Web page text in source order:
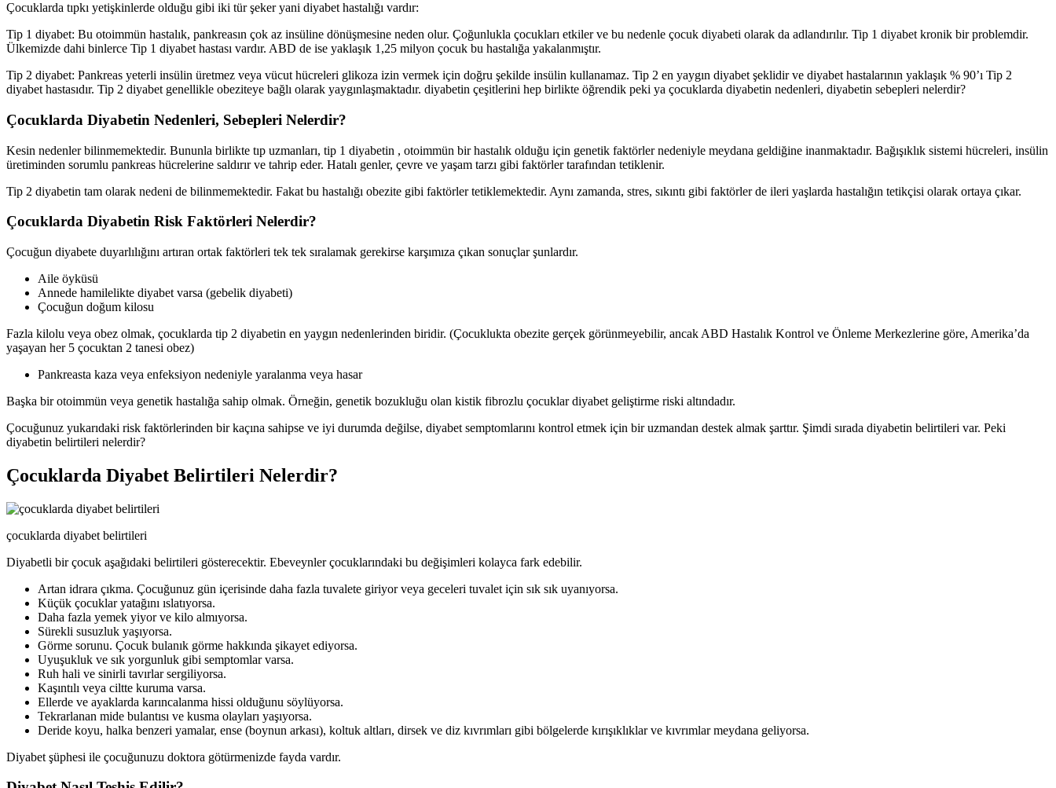
Çocuklarda tıpkı yetişkinlerde olduğu gibi iki tür şeker yani diyabet hastalığı vardır:
Tip 1 diyabet: Bu otoimmün hastalık, pankreasın çok az insüline dönüşmesine neden olur. Çoğunlukla çocukları etkiler ve bu nedenle çocuk diyabeti olarak da adlandırılır. Tip 1 diyabet kronik bir problemdir.
Ülkemizde dahi binlerce Tip 1 diyabet hastası vardır. ABD de ise yaklaşık 1,25 milyon çocuk bu hastalığa yakalanmıştır.
Tip 2 diyabet: Pankreas yeterli insülin üretmez veya vücut hücreleri glikoza izin vermek için doğru şekilde insülin kullanamaz. Tip 2 en yaygın diyabet şeklidir ve diyabet hastalarının yaklaşık % 90’ı Tip 2
diyabet hastasıdır. Tip 2 diyabet genellikle obeziteye bağlı olarak yaygınlaşmaktadır. diyabetin çeşitlerini hep birlikte öğrendik peki ya çocuklarda diyabetin nedenleri, diyabetin sebepleri nelerdir?
Çocuklarda Diyabetin Nedenleri, Sebepleri Nelerdir?
Kesin nedenler bilinmemektedir. Bununla birlikte tıp uzmanları, tip 1 diyabetin , otoimmün bir hastalık olduğu için genetik faktörler nedeniyle meydana geldiğine inanmaktadır. Bağışıklık sistemi hücreleri, insülin
üretiminden sorumlu pankreas hücrelerine saldırır ve tahrip eder. Hatalı genler, çevre ve yaşam tarzı gibi faktörler tarafından tetiklenir.
Tip 2 diyabetin tam olarak nedeni de bilinmemektedir. Fakat bu hastalığı obezite gibi faktörler tetiklemektedir. Aynı zamanda, stres, sıkıntı gibi faktörler de ileri yaşlarda hastalığın tetikçisi olarak ortaya çıkar.
Çocuklarda Diyabetin Risk Faktörleri Nelerdir?
Çocuğun diyabete duyarlılığını artıran ortak faktörleri tek tek sıralamak gerekirse karşımıza çıkan sonuçlar şunlardır.
Aile öyküsü
Annede hamilelikte diyabet varsa (gebelik diyabeti)
Çocuğun doğum kilosu
Fazla kilolu veya obez olmak, çocuklarda tip 2 diyabetin en yaygın nedenlerinden biridir. (Çocuklukta obezite gerçek görünmeyebilir, ancak ABD Hastalık Kontrol ve Önleme Merkezlerine göre, Amerika’da
yaşayan her 5 çocuktan 2 tanesi obez)
Pankreasta kaza veya enfeksiyon nedeniyle yaralanma veya hasar
Başka bir otoimmün veya genetik hastalığa sahip olmak. Örneğin, genetik bozukluğu olan kistik fibrozlu çocuklar diyabet geliştirme riski altındadır.
Çocuğunuz yukarıdaki risk faktörlerinden bir kaçına sahipse ve iyi durumda değilse, diyabet semptomlarını kontrol etmek için bir uzmandan destek almak şarttır. Şimdi sırada diyabetin belirtileri var. Peki
diyabetin belirtileri nelerdir?
Çocuklarda Diyabet Belirtileri Nelerdir?
çocuklarda diyabet belirtileri
Diyabetli bir çocuk aşağıdaki belirtileri gösterecektir. Ebeveynler çocuklarındaki bu değişimleri kolayca fark edebilir.
Artan idrara çıkma. Çocuğunuz gün içerisinde daha fazla tuvalete giriyor veya geceleri tuvalet için sık sık uyanıyorsa.
Küçük çocuklar yatağını ıslatıyorsa.
Daha fazla yemek yiyor ve kilo almıyorsa.
Sürekli susuzluk yaşıyorsa.
Görme sorunu. Çocuk bulanık görme hakkında şikayet ediyorsa.
Uyuşukluk ve sık yorgunluk gibi semptomlar varsa.
Ruh hali ve sinirli tavırlar sergiliyorsa.
Kaşıntılı veya ciltte kuruma varsa.
Ellerde ve ayaklarda karıncalanma hissi olduğunu söylüyorsa.
Tekrarlanan mide bulantısı ve kusma olayları yaşıyorsa.
Deride koyu, halka benzeri yamalar, ense (boynun arkası), koltuk altları, dirsek ve diz kıvrımları gibi bölgelerde kırışıklıklar ve kıvrımlar meydana geliyorsa.
Diyabet şüphesi ile çocuğunuzu doktora götürmenizde fayda vardır.